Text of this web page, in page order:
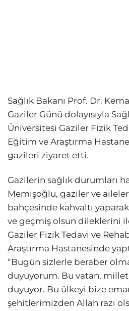
Sağlık Bakanı Prof. Dr.
Gaziler Günü dolayısıyla
Üniversitesi Gaziler Fizik
Eğitim ve Araştırma
gazileri ziyaret etti.
Gazilerin sağlık durumları
Memişoğlu, gaziler ve
bahçesinde kahvaltı
ve geçmiş olsun dileklerini
Gaziler Fizik Tedavi ve
Araştırma Hastanesinde
“Bugün sizlerle beraber
duyuyorum. Bu vatan,
duyuyor. Bu ülkeyi bize
şehitlerimizden Allah razı